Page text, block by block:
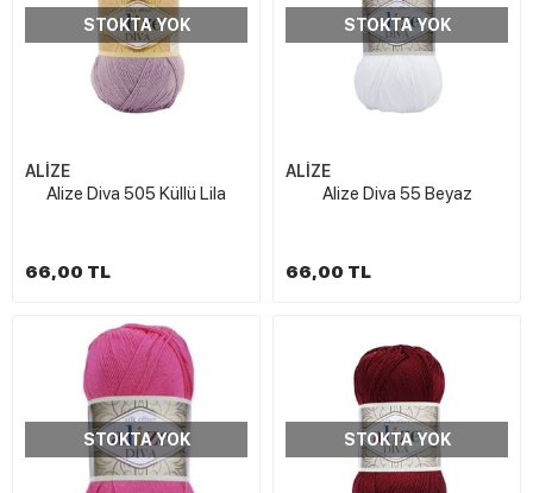
STOKTA YOK
ALİZE
Alize Diva 505 Küllü Lila
66,00 TL
STOKTA YOK
ALİZE
Alize Diva 55 Beyaz
66,00 TL
STOKTA YOK STOKTA YOK